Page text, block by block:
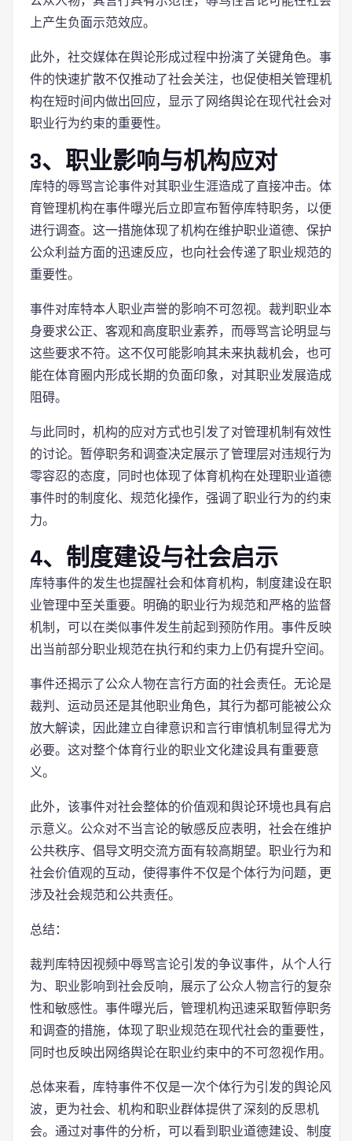
上产生负面示范效应。
此外，社交媒体在舆论形成过程中扮演了关键角色。事
件的快速扩散不仅推动了社会关注，也促使相关管理机
构在短时间内做出回应，显示了网络舆论在现代社会对
职业行为约束的重要性。
3、职业影响与机构应对
库特的辱骂言论事件对其职业生涯造成了直接冲击。体
育管理机构在事件曝光后立即宣布暂停库特职务，以便
进行调查。这一措施体现了机构在维护职业道德、保护
公众利益方面的迅速反应，也向社会传递了职业规范的
重要性。
事件对库特本人职业声誉的影响不可忽视。裁判职业本
身要求公正、客观和高度职业素养，而辱骂言论明显与
这些要求不符。这不仅可能影响其未来执裁机会，也可
能在体育圈内形成长期的负面印象，对其职业发展造成
阻碍。
与此同时，机构的应对方式也引发了对管理机制有效性
的讨论。暂停职务和调查决定展示了管理层对违规行为
零容忍的态度，同时也体现了体育机构在处理职业道德
事件时的制度化、规范化操作，强调了职业行为的约束
力。
4、制度建设与社会启示
库特事件的发生也提醒社会和体育机构，制度建设在职
业管理中至关重要。明确的职业行为规范和严格的监督
机制，可以在类似事件发生前起到预防作用。事件反映
出当前部分职业规范在执行和约束力上仍有提升空间。
事件还揭示了公众人物在言行方面的社会责任。无论是
裁判、运动员还是其他职业角色，其行为都可能被公众
放大解读，因此建立自律意识和言行审慎机制显得尤为
必要。这对整个体育行业的职业文化建设具有重要意
义。
此外，该事件对社会整体的价值观和舆论环境也具有启
示意义。公众对不当言论的敏感反应表明，社会在维护
公共秩序、倡导文明交流方面有较高期望。职业行为和
社会价值观的互动，使得事件不仅是个体行为问题，更
涉及社会规范和公共责任。
总结：
裁判库特因视频中辱骂言论引发的争议事件，从个人行
为、职业影响到社会反响，展示了公众人物言行的复杂
性和敏感性。事件曝光后，管理机构迅速采取暂停职务
和调查的措施，体现了职业规范在现代社会的重要性，
同时也反映出网络舆论在职业约束中的不可忽视作用。
总体来看，库特事件不仅是一次个体行为引发的舆论风
波，更为社会、机构和职业群体提供了深刻的反思机
会。通过对事件的分析，可以看到职业道德建设、制度